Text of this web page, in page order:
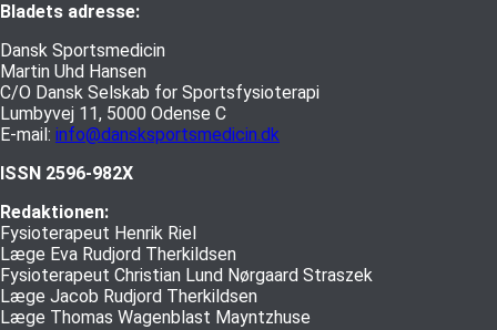
Bladets adresse:
Dansk Sportsmedicin
Martin Uhd Hansen
C/O Dansk Selskab for Sportsfysioterapi
Lumbyvej 11, 5000 Odense C
E-mail: info@dansksportsmedicin.dk
ISSN 2596-982X
Redaktionen:
Fysioterapeut Henrik Riel
Læge Eva Rudjord Therkildsen
Fysioterapeut Christian Lund Nørgaard Straszek
Læge Jacob Rudjord Therkildsen
Læge Thomas Wagenblast Mayntzhuse